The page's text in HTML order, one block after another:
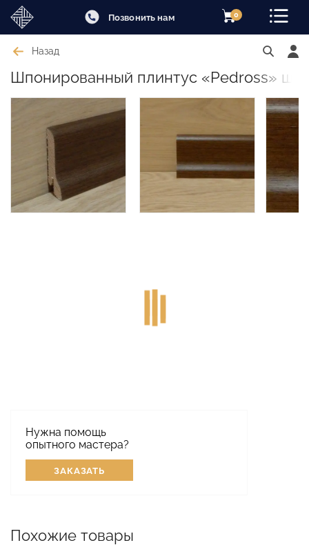
Позвонить нам 0
Назад
Шпонированный плинтус «Pedross»
Нужна помощь
опытного мастера?
ЗАКАЗАТЬ
Похожие товары